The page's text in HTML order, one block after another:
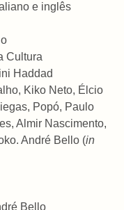
e inglês
Cultura
Haddad
Kiko Neto, Élcio
Popó, Paulo
Almir Nascimento,
André Bello (in
Bello